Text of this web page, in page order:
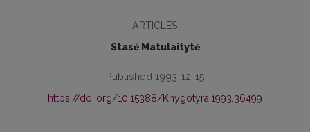
ARTICLES
Stasė Matulaitytė
Published 1993-12-15
https://doi.org/10.15388/Knygotyra.1993.36499